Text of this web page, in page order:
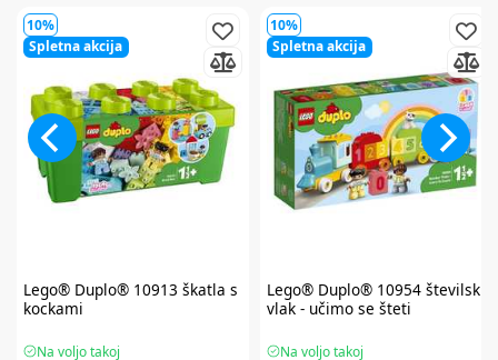
10%
Spletna akcija
Lego® Duplo®10913 škatla s
kockami
Na voljo takoj
10%
Spletna akcija
Lego® Duplo®10954 številski
vlak - učimo se šteti
Na voljo takoj